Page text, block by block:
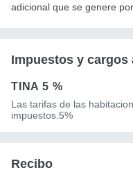
adicional que se genere
Impuestos y cargos
TINA 5 %
Las tarifas de las
impuestos.5%
Recibo